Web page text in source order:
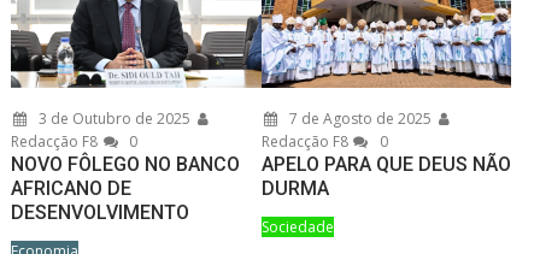
3 de Outubro de 2025
Redacção F8
0
NOVO FÔLEGO NO BANCO
AFRICANO DE
DESENVOLVIMENTO
7 de Agosto de 2025
Redacção F8
0
APELO PARA QUE DEUS NÃO
DURMA
Sociedade